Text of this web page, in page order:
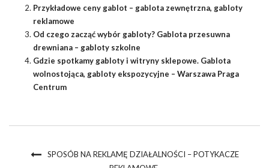
Przykładowe ceny gablot – gablota zewnętrzna, gabloty
reklamowe
Od czego zacząć wybór gabloty? Gablota przesuwna
drewniana – gabloty szkolne
Gdzie spotkamy gabloty i witryny sklepowe. Gablota
wolnostojąca, gabloty ekspozycyjne – Warszawa Praga
Centrum
SPOSÓB NA REKLAMĘ DZIAŁALNOŚCI – POTYKACZE